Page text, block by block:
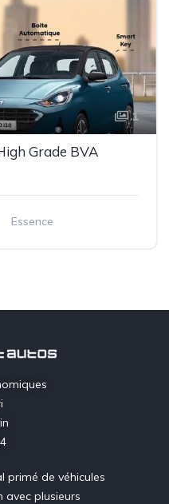
1
Grade BVA
Essence
primé de véhicules
avec plusieurs